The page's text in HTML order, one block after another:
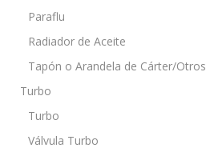
Paraflu
Radiador de Aceite
Tapón o Arandela de Cárter/Otros
Turbo
Turbo
Válvula Turbo